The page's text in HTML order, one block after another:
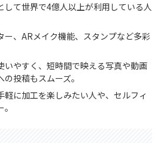
して世界で4億人以上が利用している人
ー、ARメイク機能、スタンプなど多彩
いやすく、短時間で映える写真や動画
投稿もスムーズ。
軽に加工を楽しみたい人や、セルフィ